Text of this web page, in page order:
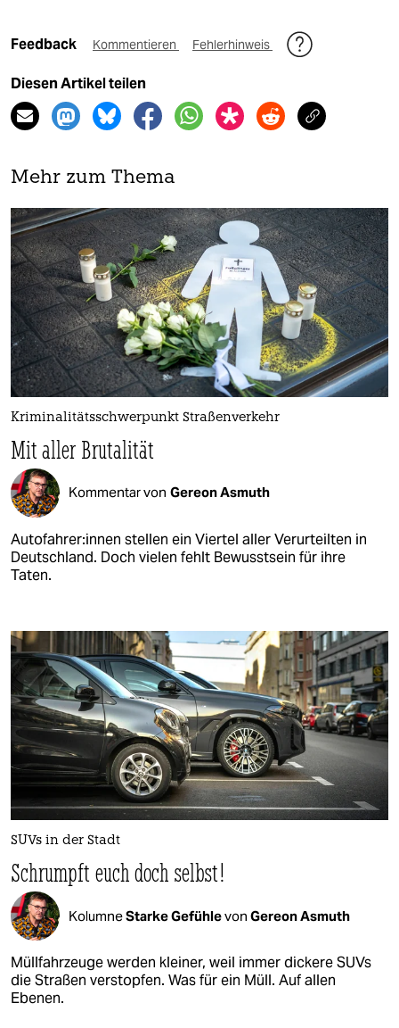
Feedback Kommentieren Fehlerhinweis
Diesen Artikel teilen
Mehr zum Thema
Kriminalitätsschwerpunkt Straßenverkehr
Mit aller Brutalität
Kommentar von Gereon Asmuth
Au­to­fah­re­r:in­nen stellen ein Viertel aller Verurteilten in
Deutschland. Doch vielen fehlt Bewusstsein für ihre
Taten.
SUVs in der Stadt
Schrumpft euch doch selbst!
KolumneStarke Gefühlevon Gereon Asmuth
Müllfahrzeuge werden kleiner, weil immer dickere SUVs
die Straßen verstopfen. Was für ein Müll. Auf allen
Ebenen.